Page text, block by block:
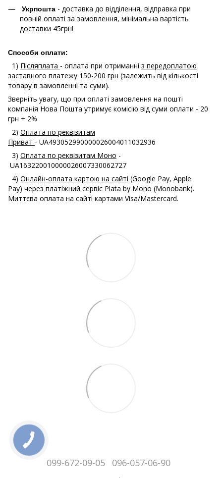
Укрпошта - доставка до відділення, відправка при
повній оплаті за замовлення, мінімальна вартість
доставки 45грн!
Способи оплати:
1) Післяплата - оплата при отриманні з передоплатою
заставного платежу 150-200 грн (залежить від кількості
товару в замовленні та суми).
Зверніть увагу, що при оплаті замовлення на пошті
компанія Нова Пошта утримує комісію від суми оплати - 20
грн + 2%
2) Оплата по реквізитам
Приват - UA493052990000026004011032936
3) Оплата по реквізитам Моно -
UA163220010000026007330062727
4) Онлайн-оплата картою на сайті (Google Pay, Apple
Pay) через платіжний сервіс Plata by Mono (Monobank).
Миттєва оплата на сайті картами Visa/Mastercard.
099-672-09-05 096-057-06-90